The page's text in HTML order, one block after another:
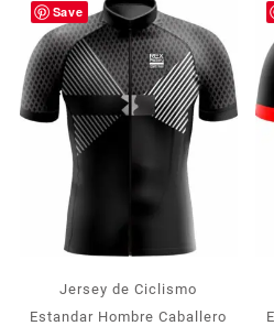
Save
Jersey de Ciclismo
Estandar Hombre Caballero